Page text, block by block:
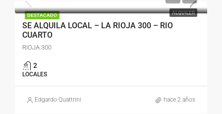
DESTACADO ALQUILER
SE ALQUILA LOCAL – LA RIOJA 300 – RIO
CUARTO
RIOJA 300
2
LOCALES
Edgardo Quattrini hace 2 años